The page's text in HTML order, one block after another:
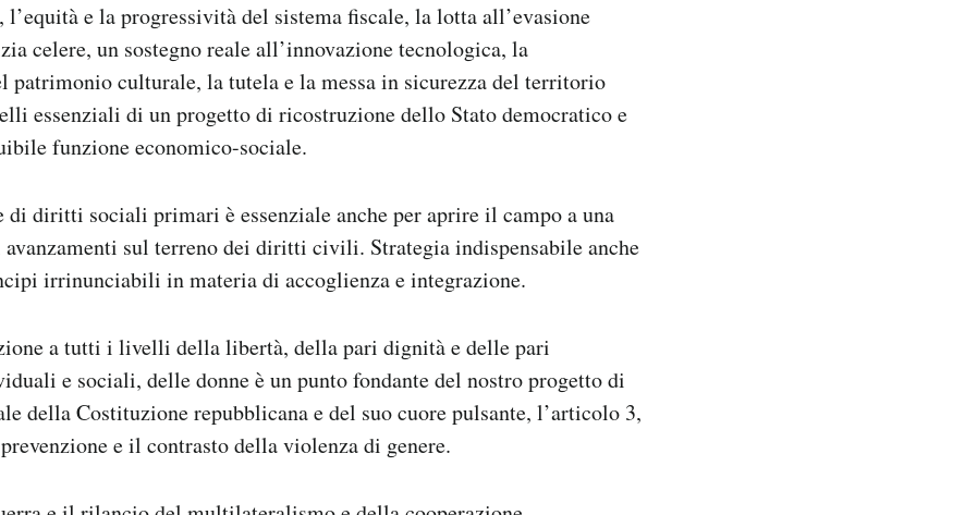
l’equità e la progressività del sistema fiscale, la lotta all’evasione
celere, un sostegno reale all’innovazione tecnologica, la
patrimonio culturale, la tutela e la messa in sicurezza del territorio
essenziali di un progetto di ricostruzione dello Stato democratico e
funzione economico-sociale.
di diritti sociali primari è essenziale anche per aprire il campo a una
avanzamenti sul terreno dei diritti civili. Strategia indispensabile anche
irrinunciabili in materia di accoglienza e integrazione.
a tutti i livelli della libertà, della pari dignità e delle pari
e sociali, delle donne è un punto fondante del nostro progetto di
della Costituzione repubblicana e del suo cuore pulsante, l’articolo 3,
e il contrasto della violenza di genere.